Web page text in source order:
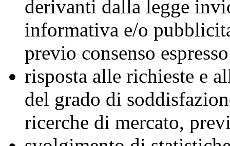
derivanti dalla legge
informativa e/o
previo consenso
risposta alle richieste e
del grado di
ricerche di mercato,